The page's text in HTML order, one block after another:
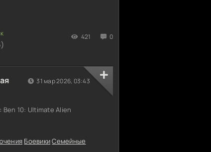
421 0
Ben 10: Ultimate Alien
БоевикиСемейные
31 мар 2026, 03:43